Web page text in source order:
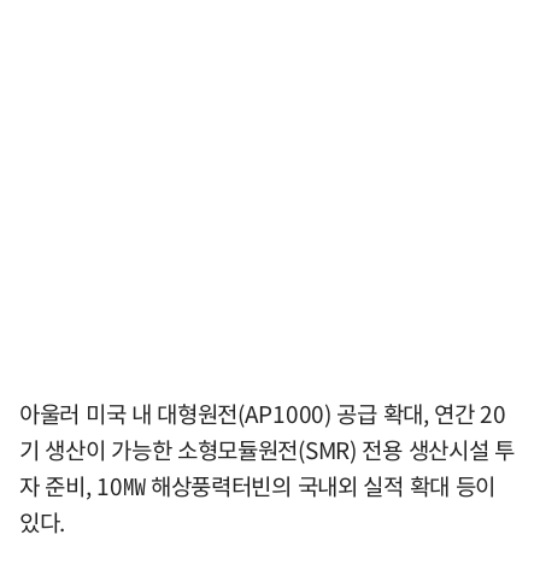
아울러 미국 내 대형원전(AP1000) 공급 확대, 연간 20
기 생산이 가능한 소형모듈원전(SMR) 전용 생산시설 투
자 준비, 10㎿ 해상풍력터빈의 국내외 실적 확대 등이
있다.